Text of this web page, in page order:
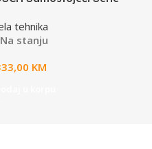
Perfect Fit,
tehnika
Na stanju
KM